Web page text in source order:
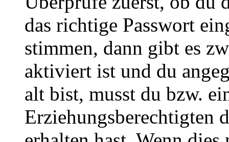
das richtige Passwort
stimmen, dann gibt es
aktiviert ist und du
alt bist, musst du bzw.
Erziehungsberechtigten